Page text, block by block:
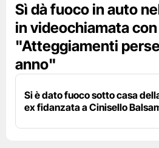
Sì dà fuoco in auto
in videochiamata
"Atteggiamenti
anno"
Si è dato fuoco sotto casa
ex fidanzata a Cinisello